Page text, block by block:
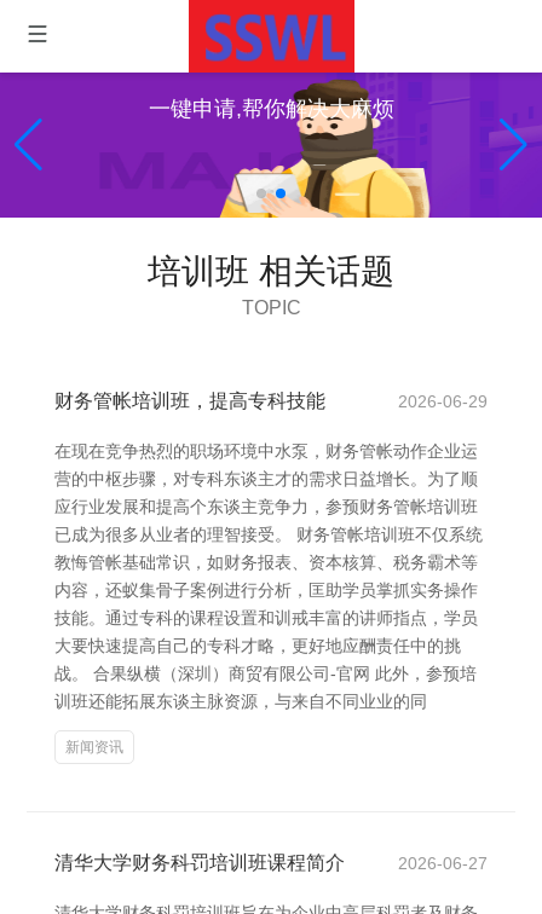
一键申请,帮你解决大麻烦
培训班 相关话题
TOPIC
财务管帐培训班，提高专科技能 2026-06-29
在现在竞争热烈的职场环境中水泵，财务管帐动作企业运
营的中枢步骤，对专科东谈主才的需求日益增长。为了顺
应行业发展和提高个东谈主竞争力，参预财务管帐培训班
已成为很多从业者的理智接受。 财务管帐培训班不仅系统
教悔管帐基础常识，如财务报表、资本核算、税务霸术等
内容，还蚁集骨子案例进行分析，匡助学员掌抓实务操作
技能。通过专科的课程设置和训戒丰富的讲师指点，学员
大要快速提高自己的专科才略，更好地应酬责任中的挑
战。 合果纵横（深圳）商贸有限公司-官网 此外，参预培
训班还能拓展东谈主脉资源，与来自不同业业的同
新闻资讯
清华大学财务科罚培训班课程简介 2026-06-27